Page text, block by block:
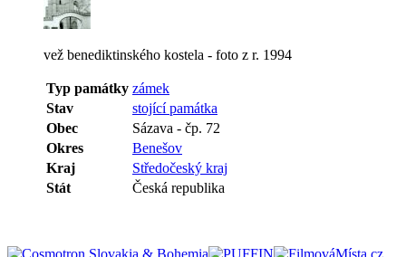
vež benediktinského kostela - foto z r. 1994
Typ památky zámek
Stav
stojící památka
Obec
Sázava - čp. 72
Okres
Benešov
Kraj
Středočeský kraj
Stát
Česká republika